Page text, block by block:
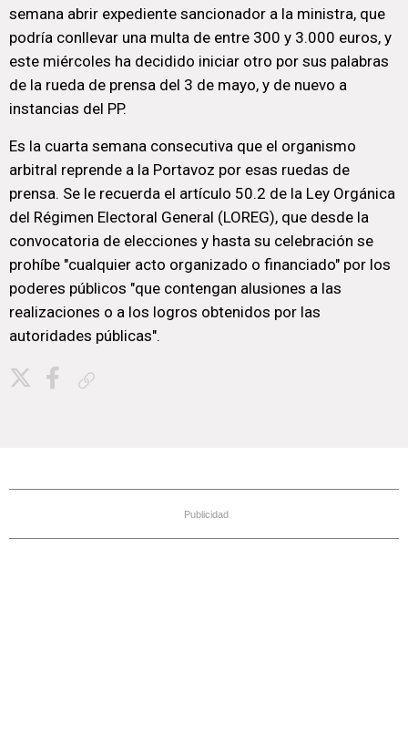
semana abrir expediente sancionador a la ministra, que
podría conllevar una multa de entre 300 y 3.000 euros, y
este miércoles ha decidido iniciar otro por sus palabras
de la rueda de prensa del 3 de mayo, y de nuevo a
instancias del PP.
Es la cuarta semana consecutiva que el organismo
arbitral reprende a la Portavoz por esas ruedas de
prensa. Se le recuerda el artículo 50.2 de la Ley Orgánica
del Régimen Electoral General (LOREG), que desde la
convocatoria de elecciones y hasta su celebración se
prohíbe "cualquier acto organizado o financiado" por los
poderes públicos "que contengan alusiones a las
realizaciones o a los logros obtenidos por las
autoridades públicas".
Publicidad